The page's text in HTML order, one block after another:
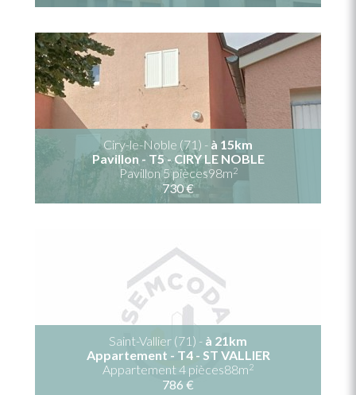
Ciry-le-Noble (71) - à 15km
Pavillon - T5 - CIRY LE NOBLE
Pavillon 5 pièces98m2
730 €
Saint-Vallier (71) - à 21km
Appartement - T4 - ST VALLIER
Appartement 4 pièces88m2
786 €